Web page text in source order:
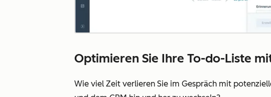
Optimieren Sie Ihre To-do-Liste
Wie viel Zeit verlieren Sie im Gespräch mit